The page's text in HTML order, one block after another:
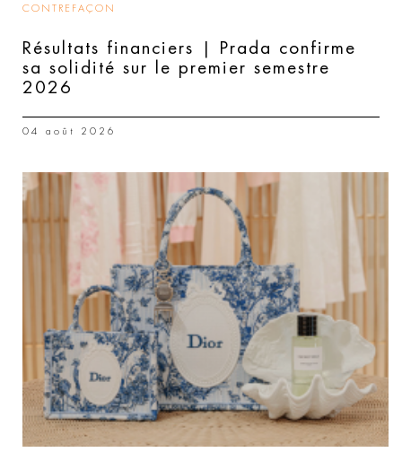
CONTREFAÇON
Résultats financiers | Prada confirme
sa solidité sur le premier semestre
2026
04 août 2026